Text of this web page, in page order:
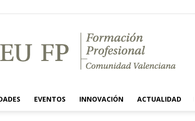
EVENTOS INNOVACIÓN ACTUALIDAD